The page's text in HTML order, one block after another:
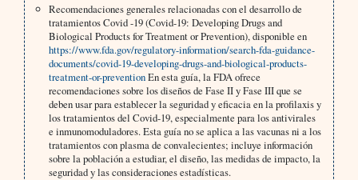
Recomendaciones generales relacionadas con el desarrollo de
tratamientos Covid -19 (Covid-19: Developing Drugs and
Biological Products for Treatment or Prevention), disponible en
https://www.fda.gov/regulatory-information/search-fda-guidance-
documents/covid-19-developing-drugs-and-biological-products-
treatment-or-preventionEn esta guía, la FDA ofrece
recomendaciones sobre los diseños de Fase II y Fase III que se
deben usar para establecer la seguridad y eficacia en la profilaxis y
los tratamientos del Covid-19, especialmente para los antivirales
e inmunomoduladores. Esta guía no se aplica a las vacunas ni a los
tratamientos con plasma de convalecientes; incluye información
sobre la población a estudiar, el diseño, las medidas de impacto, la
seguridad y las consideraciones estadísticas.